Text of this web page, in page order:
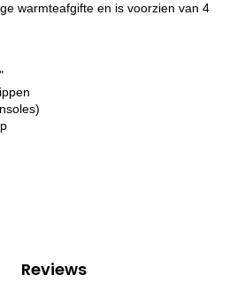
warmteafgifte en is voorzien van 4
Reviews